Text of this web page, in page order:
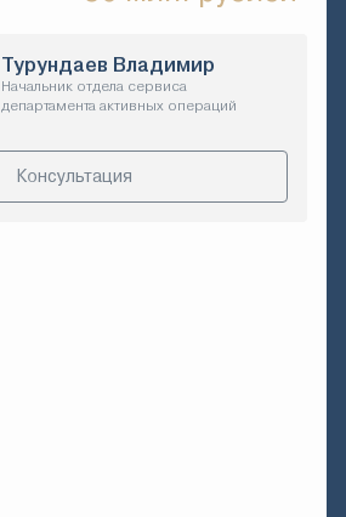
Турундаев Владимир
Начальник отдела сервиса
департамента активных операций
Консультация